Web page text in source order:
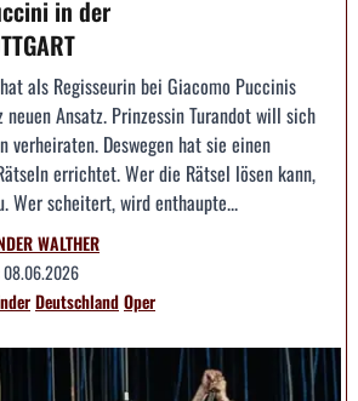
in der
als Regisseurin bei Giacomo Puccinis
neuen Ansatz. Prinzessin Turandot will sich
verheiraten. Deswegen hat sie einen
errichtet. Wer die Rätsel lösen kann,
Wer scheitert, wird enthaupte...
WALTHER
08.06.2026
DeutschlandOper